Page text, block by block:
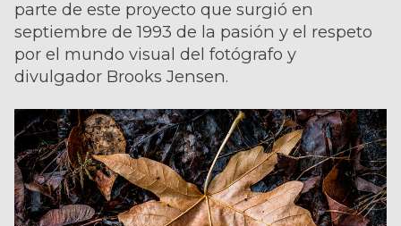
parte de este proyecto que surgió en
septiembre de 1993 de la pasión y el respeto
por el mundo visual del fotógrafo y
divulgador Brooks Jensen.